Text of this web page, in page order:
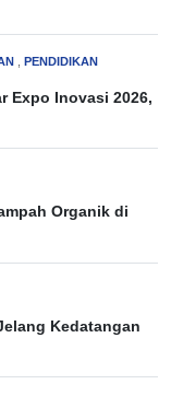
PENDIDIKAN
Expo Inovasi 2026,
Organik di
Kedatangan